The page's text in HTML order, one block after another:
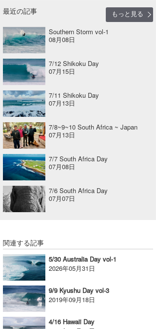
最近の記事
もっと見る
Southern Storm vol-1
08月08日
7/12 Shikoku Day
07月15日
7/11 Shikoku Day
07月13日
7/8~9~10 South Africa ~ Japan
07月13日
7/7 South Africa Day
07月08日
7/6 South Africa Day
07月07日
関連する記事
5/30 Australia Day vol-1
2026年05月31日
9/9 Kyushu Day vol-3
2019年09月18日
4/16 Hawaii Day